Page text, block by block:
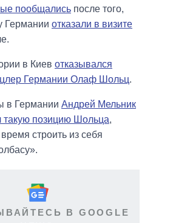
пообщались после того,
Германии отказали в визите
в Киев отказывался
Германии Олаф Шольц.
в Германии Андрей Мельник
такую позицию Шольца,
строить из себя
В GOOGLE